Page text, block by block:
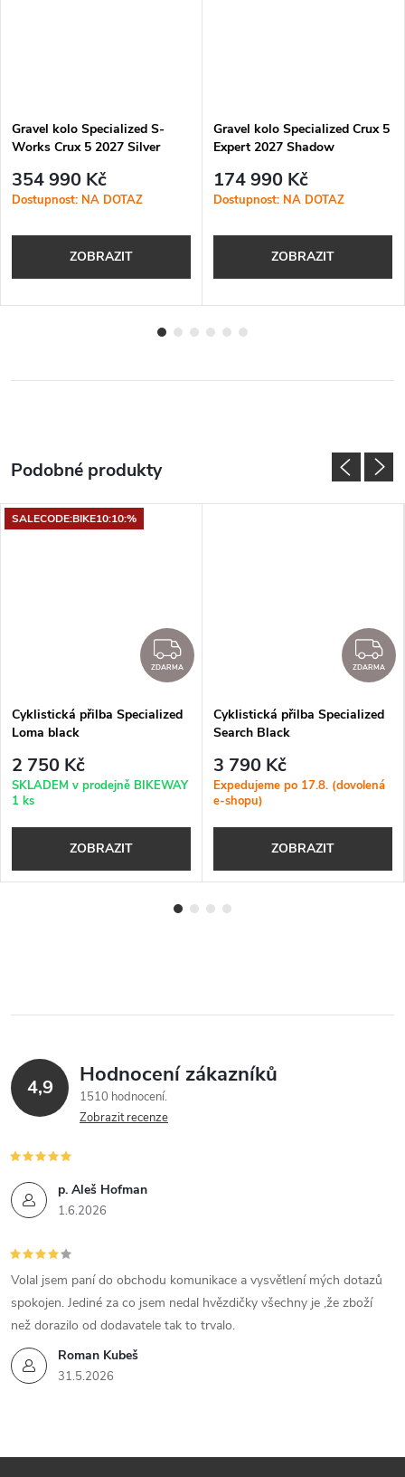
Gravel kolo Specialized S-
Works Crux 5 2027 Silver
Metallic
354 990 Kč
Dostupnost: NA DOTAZ
ZOBRAZIT
Gravel kolo Specialized Crux 5
Expert 2027 Shadow
174 990 Kč
Dostupnost: NA DOTAZ
ZOBRAZIT
SALECODE:BIKE10:10:%
ZDARMA
ZDARMA
Cyklistická přilba Specialized
Loma black
2 750 Kč
SKLADEM v prodejně BIKEWAY
1 ks
ZOBRAZIT
ZDARMA
Cyklistická přilba Specialized
Search Black
3 790 Kč
Expedujeme po 17.8. (dovolená
e-shopu)
ZOBRAZIT
4,9 Hodnocení zákazníků
1510 hodnocení
Zobrazit recenze
p. Aleš Hofman
1.6.2026
Roman Kubeš
31.5.2026
Volal jsem paní do obchodu komunikace a vysvětlení mých dotazů
spokojen. Jediné za co jsem nedal hvězdičky všechny je ,že zboží
než dorazilo od dodavatele tak to trvalo.